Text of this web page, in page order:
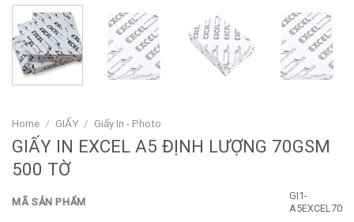
Home / GIẤY / Giấy In - Photo
GIẤY IN EXCEL A5 ĐỊNH LƯỢNG 70GSM
500 TỜ
MÃ SẢN PHẨM
GI1-
A5EXCEL70